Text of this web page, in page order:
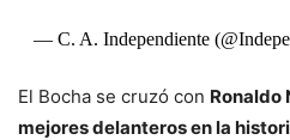
— C. A. Independiente
El Bocha se cruzó con Ronaldo
mejores delanteros en la